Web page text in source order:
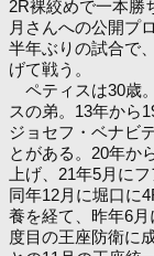
2R裸絞めで一本勝
月さんへの公開プ
半年ぶりの試合で
げて戦う。
ペティスは30歳
スの弟。13年から
ジョセフ・ベナビ
とがある。20年か
上げ、21年5月に
同年12月に堀口に
養を経て、昨年6
度目の王座防衛に